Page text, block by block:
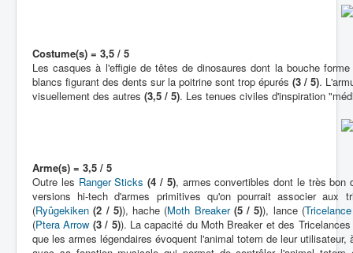
Costume(s) = 3,5 / 5
Les casques à l'effigie de têtes de dinosaures dont la bouche
blancs figurant des dents sur la poitrine sont trop épurés (3 / 5).
visuellement des autres (3,5 / 5). Les tenues civiles d'inspiration
Arme(s) = 3,5 / 5
Outre les Ranger Sticks (4 / 5), armes convertibles dont le très bon
versions hi-tech d'armes primitives qu'on pourrait associer aux
(Ryûgekiken (2 / 5)), hache (Moth Breaker (5 / 5)), lance (Tricelance
(Ptera Arrow (3 / 5)). La capacité du Moth Breaker et des
que les armes légendaires évoquent l'animal totem de leur